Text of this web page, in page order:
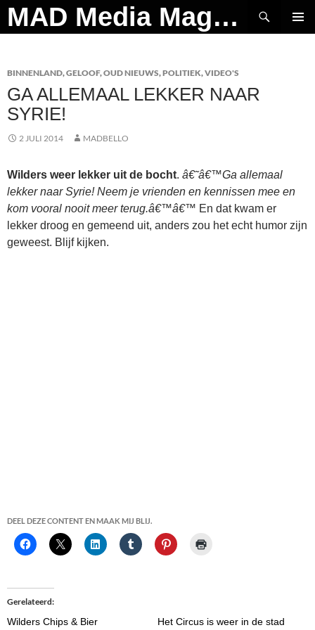
Ga
naar
MAD Media Magazine
Zoeken
BINNENLAND,GELOOF,OUD NIEUWS,POLITIEK,VIDEO'S
GA ALLEMAAL LEKKER NAAR
SYRIE!
2 JULI 2014 MADBELLO
Wilders weer lekker uit de bocht. â€˜â€™Ga allemaal
lekker naar Syrie! Neem je vrienden en kennissen mee en
kom vooral nooit meer terug.â€™â€™ En dat kwam er
lekker droog en gemeend uit, anders zou het echt humor zijn
geweest. Blijf kijken.
DEEL DEZE CONTENT EN MAAK MIJ BLIJ.
Gerelateerd
Wilders Chips & Bier
Het Circus is weer in de stad